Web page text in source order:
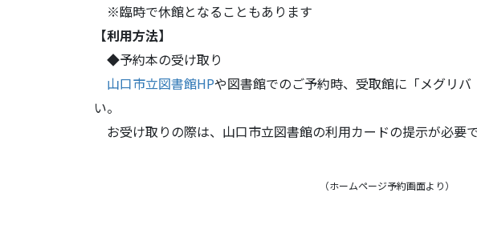
※臨時で休館となることもあります
【利用方法】
◆予約本の受け取り
山口市立図書館HPや図書館でのご予約時、受取館に「メグリ
い。
お受け取りの際は、山口市立図書館の利用カードの提示が必要で
（ホームページ予約画面より）